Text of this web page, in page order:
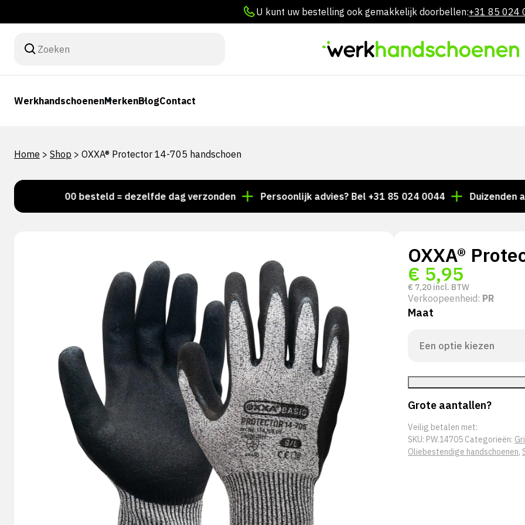
U kunt uw bestelling ook gemakkelijk doorbellen:+31 85 024
WerkhandschoenenMerkenBlogContact
Home > Shop > OXXA® Protector 14-705 handschoen
15:00 besteld = dezelfde dag verzonden Persoonlijk advies? Bel +31 85 024 0044 Duizenden
OXXA®
€ 5,95
€ 7,20 incl. BTW
Verkoopeenheid: PR
Maat
Grote aantallen?
Veilig betalen met:
SKU: PW.14705 Categorieën:
Oliebestendige handschoenen,